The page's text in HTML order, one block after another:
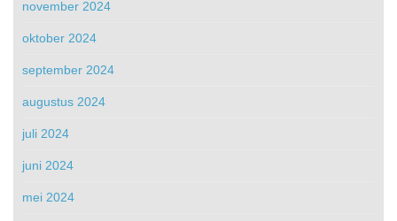
november 2024
oktober 2024
september 2024
augustus 2024
juli 2024
juni 2024
mei 2024